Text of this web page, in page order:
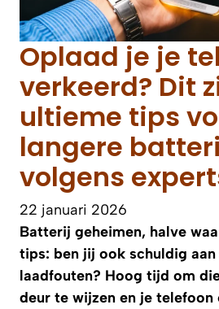
Oplaad je je
verkeerd? Dit
ultieme tips
langere
volgens
22 januari 2026
Batterij geheimen, halve
tips: ben jij ook schuldig aan
laadfouten? Hoog tijd om
deur te wijzen en je